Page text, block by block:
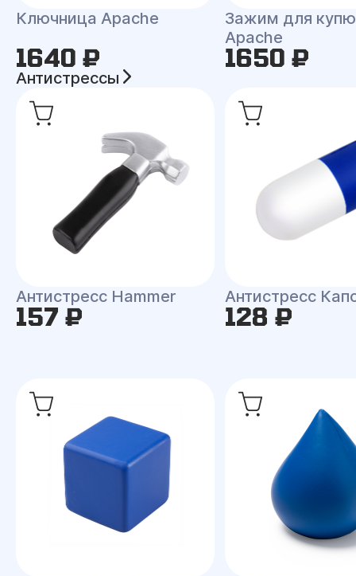
Ключница Apache
1640 ₽
Зажим для
Apache
1650 ₽
Антистрессы
Антистресс Hammer
157 ₽
Антистресс
128 ₽